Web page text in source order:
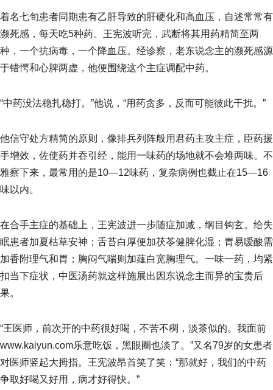
着名七旬患者同期患有乙肝导致的肝硬化和高血压，自述常常有
濒死感，每天吃5种药。王宪波听完，武断将其用药精简至两
种，一个抗病毒，一个降血压。经诊察，老东说念主的濒死感源
于错愕和心脾两虚，他便围绕这个主症调配中药。
“中药没法稳扎稳打。”他说，“用药贪多，反而可能彼此干扰。”
他信守处方精简的原则，像排兵列阵般用君药主攻主症，臣药援
手增效，佐使药并吞引经，能用一味药的场地就不会堆两味。不
雅察下来，最常用的是10—12味药，复杂病例也截止在15—16
味以内。
在合手主症的基础上，王宪波进一步随症加减，纲目钩玄。给失
眠患者加夏枯草安神；舌苔白厚便加茯苓健脾化湿；胃易嗳酸需
加香附理气和胃；胸闷气喘则加薤白宽胸理气。一味一药，均紧
扣当下症状，中医汤药就这样施展出因东说念主而异的宝贵后
果。
“王医师，前次开的中药很好喝，不苦不稠，淡茶似的。我面前
www.kaiyun.com乐意吃饭，黑眼圈也淡了。”又名79岁的女患者
对医师竖起大拇指。王宪波昂首笑了笑：“那就好，我们的中药
争取好喝又好用，病才好得快。”